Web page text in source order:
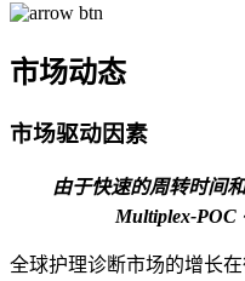
市场动态
市场驱动因素
由于快速的周转时间
Multiplex-
全球护理诊断市场的增长